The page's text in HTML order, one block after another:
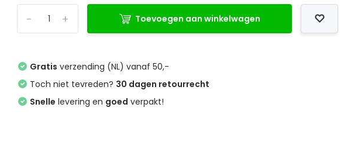
+
- Toevoegen aan winkelwagen
Gratis verzending (NL) vanaf 50,-
Toch niet tevreden? 30 dagen retourrecht
Snelle levering en goed verpakt!